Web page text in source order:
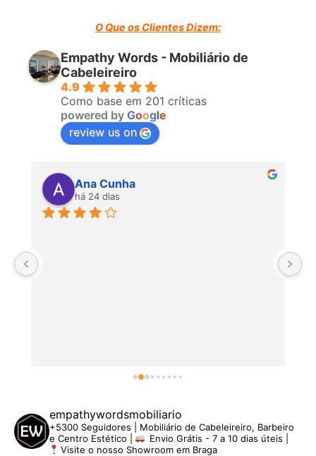
O Que os Clientes Dizem:
Empathy Words - Mobiliário de
Cabeleireiro
4.9
Como base em 201 críticas
powered by Google
review us on
Ana Cunha
há 24 dias
empathywordsmobiliario
+5300 Seguidores | Mobiliário de Cabeleireiro, Barbeiro
e Centro Estético |
Envio Grátis - 7 a 10 dias úteis |
Visite o nosso Showroom em Braga